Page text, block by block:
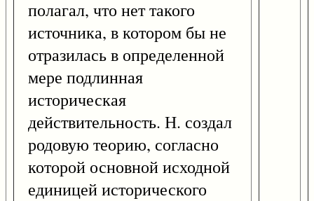
полагал, что нет такого
источника, в котором бы не
отразилась в определенной
мере подлинная
историческая
действительность. Н. создал
родовую теорию, согласно
которой основной исходной
единицей исторического